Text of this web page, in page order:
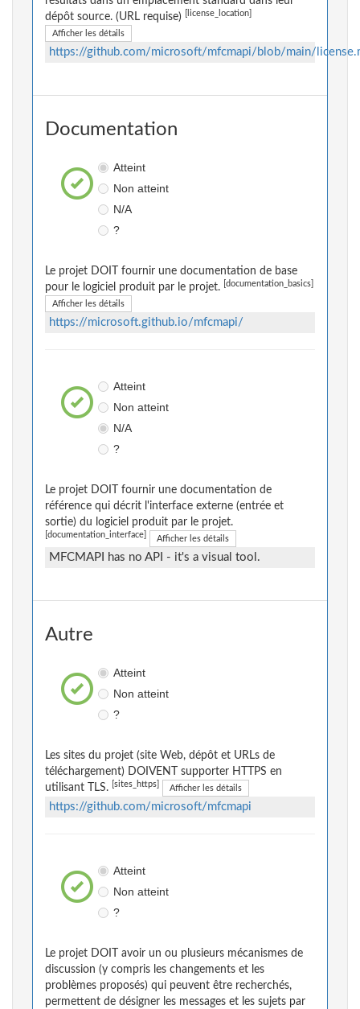
dépôt source. (URL requise)
[license_location]
Afficher les détails
https://github.com/microsoft/mfcmapi/blob/main/
Documentation
Atteint
Non atteint
N/A
?
Le projet DOIT fournir une documentation de base
pour le logiciel produit par le projet.
[documentation_basics]
Afficher les détails
https://microsoft.github.io/mfcmapi/
Atteint
Non atteint
N/A
?
Le projet DOIT fournir une documentation de
référence qui décrit l'interface externe (entrée et
sortie) du logiciel produit par le projet.
[documentation_interface] Afficher les détails
MFCMAPI has no API - it's a visual tool.
Autre
Atteint
Non atteint
?
Les sites du projet (site Web, dépôt et URLs de
téléchargement) DOIVENT supporter HTTPS en
utilisant TLS.
[sites_https] Afficher les détails
https://github.com/microsoft/mfcmapi
Atteint
Non atteint
?
Le projet DOIT avoir un ou plusieurs mécanismes de
discussion (y compris les changements et les
problèmes proposés) qui peuvent être recherchés,
permettent de désigner les messages et les sujets par